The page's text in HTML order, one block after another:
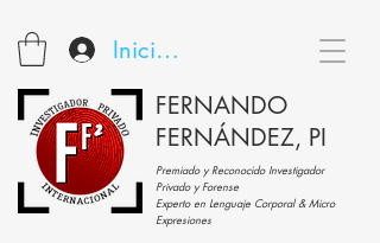
Iniciar sesión
FERNANDO
FERNÁNDEZ, PI
Premiado y Reconocido Investigador
Privado y Forense
Experto en Lenguaje Corporal & Micro
Expresiones